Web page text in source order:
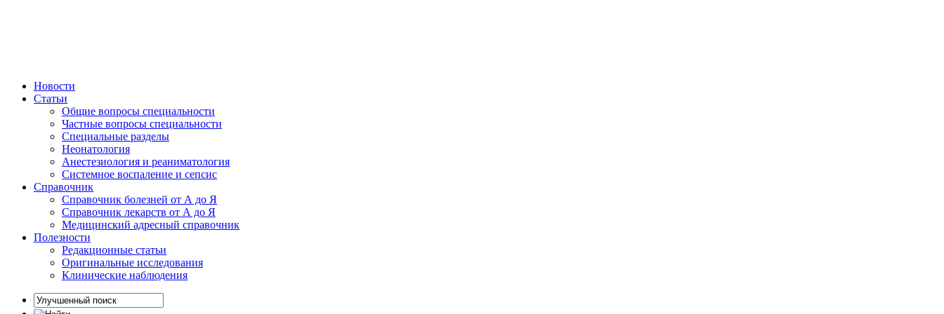
Новости
Статьи
Общие вопросы специальности
Частные вопросы специальности
Специальные разделы
Неонатология
Анестезиология и реаниматология
Системное воспаление и сепсис
Справочник
Справочник болезней от А до Я
Справочник лекарств от А до Я
Медицинский адресный справочник
Полезности
Редакционные статьи
Оригинальные исследования
Клинические наблюдения